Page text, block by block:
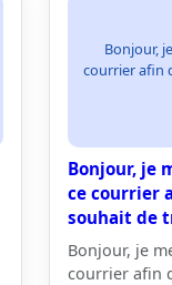
Bonjour,
courrier afin
Bonjour, je
ce courrier
souhait de
Bonjour, je
courrier afin